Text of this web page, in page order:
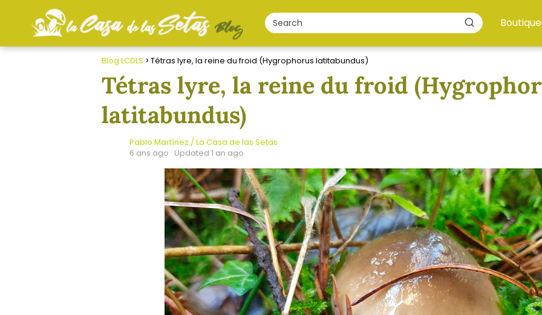
Boutique
Blog LCDLS Tétras lyre, la reine du froid (Hygrophorus latitabundus)
Tétras lyre, la reine du froid
latitabundus)
Pablo Martínez / La Casa de las Setas
6 ans ago · Updated 1 an ago